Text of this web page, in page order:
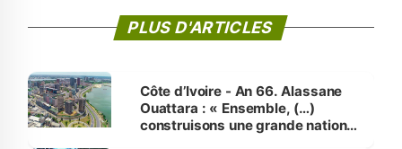
PLUS D'ARTICLES
Côte d’Ivoire - An 66. Alassane
Ouattara : « Ensemble, (…)
construisons une grande nation